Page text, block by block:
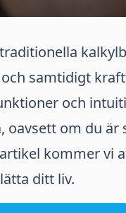
samtidigt
och
om du är
kommer vi
ditt liv.